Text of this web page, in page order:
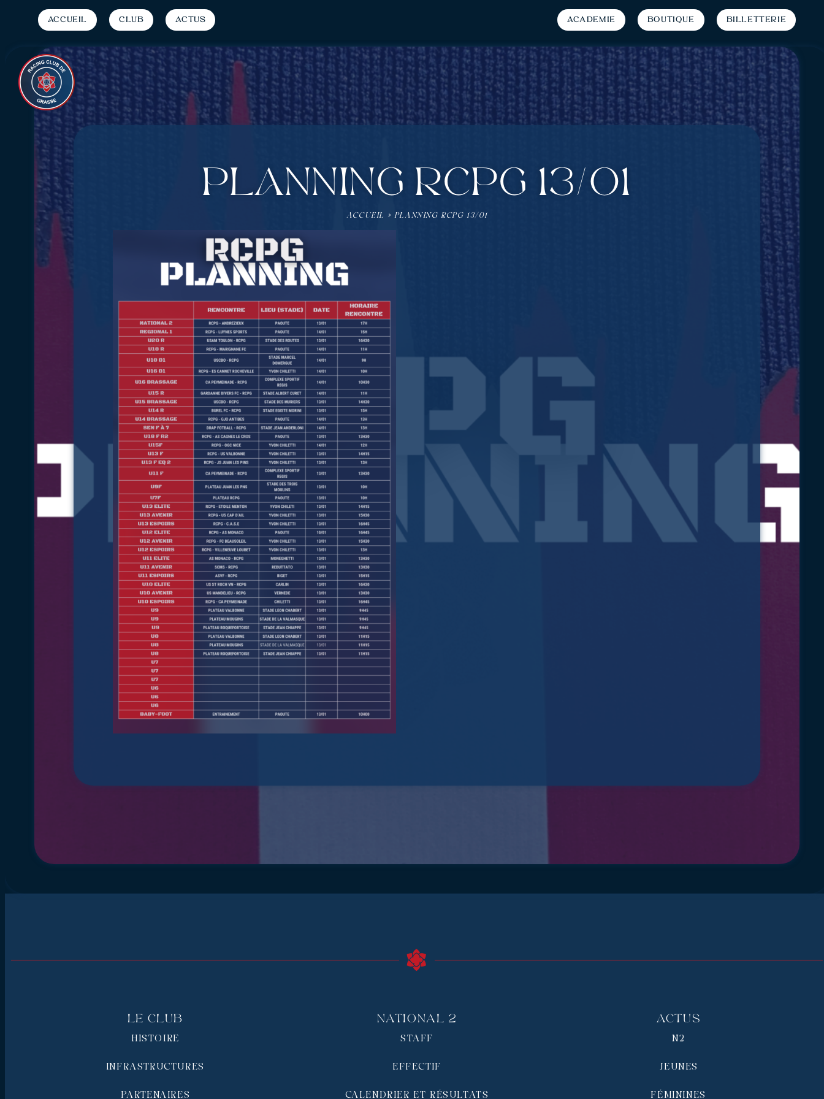
Accueil Club Actus Académie Boutique Billetterie
PLANNING RCPG 13/01
ACCUEIL » PLANNING RCPG 13/01
Le Club
HISTOIRE
INFRASTRUCTURES
PARTENAIRES
National 2
STAFF
EFFECTIF
CALENDRIER ET RÉSULTATS
Actus
N2
JEUNES
FÉMININES